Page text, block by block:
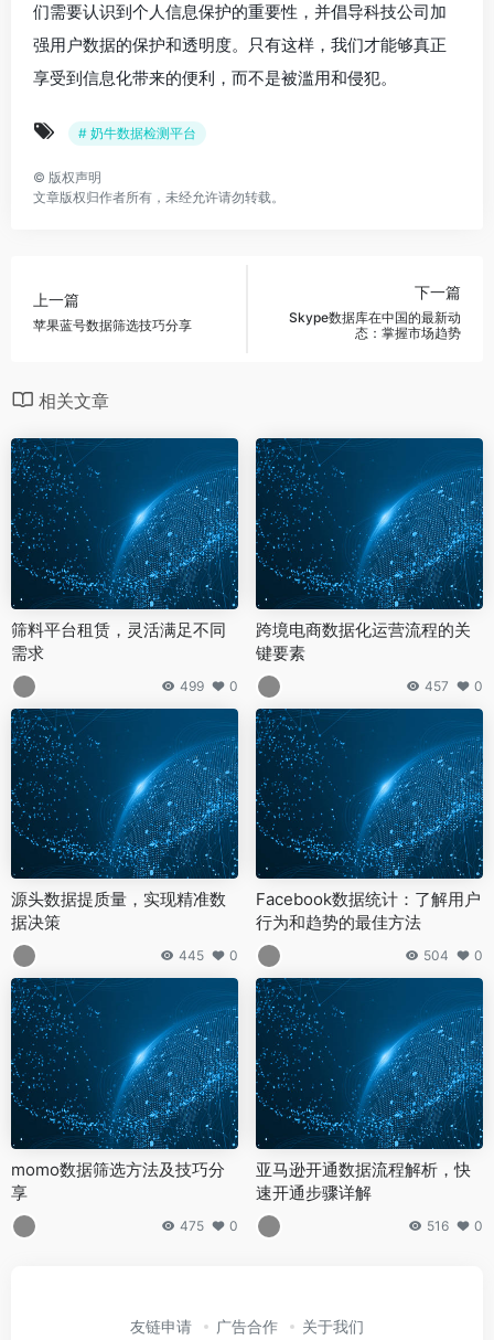
们需要认识到个人信息保护的重要性，并倡导科技公司加
强用户数据的保护和透明度。只有这样，我们才能够真正
享受到信息化带来的便利，而不是被滥用和侵犯。
# 奶牛数据检测平台
© 版权声明
文章版权归作者所有，未经允许请勿转载。
上一篇
苹果蓝号数据筛选技巧分享
下一篇
Skype数据库在中国的最新动
态：掌握市场趋势
相关文章
筛料平台租赁，灵活满足不同
需求
499 0
跨境电商数据化运营流程的关
键要素
457 0
源头数据提质量，实现精准数
据决策
445 0
Facebook数据统计：了解用户
行为和趋势的最佳方法
504 0
momo数据筛选方法及技巧分
享
475 0
亚马逊开通数据流程解析，快
速开通步骤详解
516 0
友链申请 广告合作 关于我们